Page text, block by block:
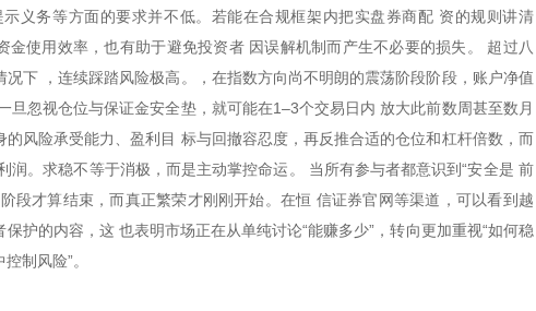
义务等方面的要求并不低。若能在合规框架内把实盘券商配 资的规则讲清
金使用效率，也有助于避免投资者 因误解机制而产生不必要的损失。 超过八
下 ，连续踩踏风险极高。，在指数方向尚不明朗的震荡阶段阶段，账户净值
旦忽视仓位与保证金安全垫，就可能在1–3个交易日内 放大此前数周甚至数月
的风险承受能力、盈利目 标与回撤容忍度，再反推合适的仓位和杠杆倍数，而
润。求稳不等于消极，而是主动掌控命运。 当所有参与者都意识到“安全是 前
段才算结束，而真正繁荣才刚刚开始。在恒 信证券官网等渠道，可以看到越
护的内容，这 也表明市场正在从单纯讨论“能赚多少”，转向更加重视“如何稳
制风险”。